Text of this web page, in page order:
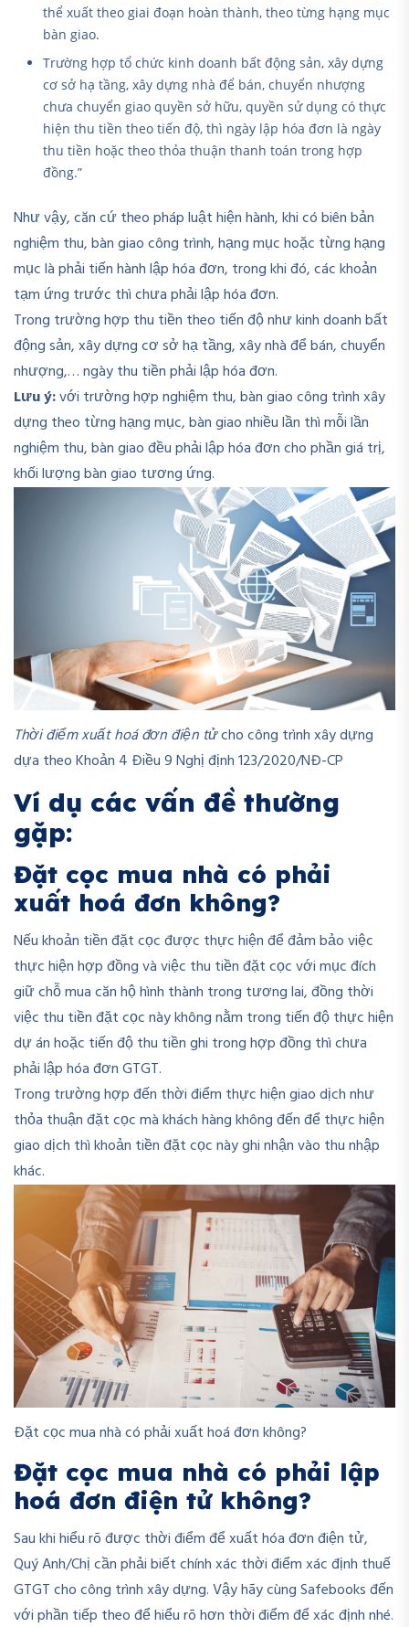
thể xuất theo giai đoạn hoàn thành, theo từng hạng mục
bàn giao.
Trường hợp tổ chức kinh doanh bất động sản, xây dựng
cơ sở hạ tầng, xây dựng nhà để bán, chuyển nhượng
chưa chuyển giao quyền sở hữu, quyền sử dụng có thực
hiện thu tiền theo tiến độ, thì ngày lập hóa đơn là ngày
thu tiền hoặc theo thỏa thuận thanh toán trong hợp
đồng.”
Như vậy, căn cứ theo pháp luật hiện hành, khi có biên bản
nghiệm thu, bàn giao công trình, hạng mục hoặc từng hạng
mục là phải tiến hành lập hóa đơn, trong khi đó, các khoản
tạm ứng trước thì chưa phải lập hóa đơn.
Trong trường hợp thu tiền theo tiến độ như kinh doanh bất
động sản, xây dựng cơ sở hạ tầng, xây nhà để bán, chuyển
nhượng,… ngày thu tiền phải lập hóa đơn.
Lưu ý:với trường hợp nghiệm thu, bàn giao công trình xây
dựng theo từng hạng mục, bàn giao nhiều lần thì mỗi lần
nghiệm thu, bàn giao đều phải lập hóa đơn cho phần giá trị,
khối lượng bàn giao tương ứng.
Thời điểm xuất hoá đơn điện tửcho công trình xây dựng
dựa theo Khoản 4 Điều 9 Nghị định 123/2020/NĐ-CP
Ví dụ các vấn đề thường
gặp:
Đặt cọc mua nhà có phải
xuất hoá đơn không?
Nếu khoản tiền đặt cọc được thực hiện để đảm bảo việc
thực hiện hợp đồng và việc thu tiền đặt cọc với mục đích
giữ chỗ mua căn hộ hình thành trong tương lai, đồng thời
việc thu tiền đặt cọc này không nằm trong tiến độ thực hiện
dự án hoặc tiến độ thu tiền ghi trong hợp đồng thì chưa
phải lập hóa đơn GTGT.
Trong trường hợp đến thời điểm thực hiện giao dịch như
thỏa thuận đặt cọc mà khách hàng không đến để thực hiện
giao dịch thì khoản tiền đặt cọc này ghi nhận vào thu nhập
khác.
Đặt cọc mua nhà có phải xuất hoá đơn không?
Đặt cọc mua nhà có phải lập
hoá đơn điện tử không?
Sau khi hiểu rõ được thời điểm để xuất hóa đơn điện tử,
Quý Anh/Chị cần phải biết chính xác thời điểm xác định thuế
GTGT cho công trình xây dựng. Vậy hãy cùng Safebooks đến
với phần tiếp theo để hiểu rõ hơn thời điểm để xác định nhé.